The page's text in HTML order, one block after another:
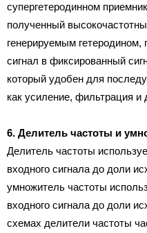
супергетеродинном
полученный
генерируемым гетеродином,
сигнал в фиксированный
который удобен для
как усиление, фильтрация и
6. Делитель частоты и
Делитель частоты
входного сигнала до доли
умножитель частоты
входного сигнала до доли
схемах делители частоты